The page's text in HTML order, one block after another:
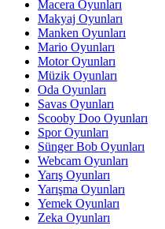
Macera Oyunları
Makyaj Oyunları
Manken Oyunları
Mario Oyunları
Motor Oyunları
Müzik Oyunları
Oda Oyunları
Savas Oyunları
Scooby Doo Oyunları
Spor Oyunları
Sünger Bob Oyunları
Webcam Oyunları
Yarış Oyunları
Yarışma Oyunları
Yemek Oyunları
Zeka Oyunları